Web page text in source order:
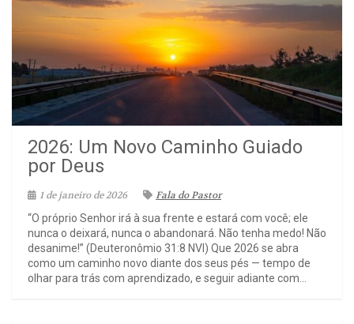
2026: Um Novo Caminho Guiado
por Deus
1 de janeiro de 2026
Fala do Pastor
“O próprio Senhor irá à sua frente e estará com você; ele
nunca o deixará, nunca o abandonará. Não tenha medo! Não
desanime!” (Deuteronômio 31:8 NVI) Que 2026 se abra
como um caminho novo diante dos seus pés — tempo de
olhar para trás com aprendizado, e seguir adiante com...